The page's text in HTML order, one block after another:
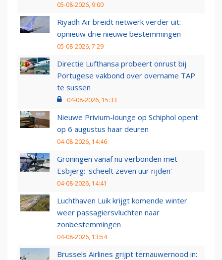
05-08-2026, 9:00
Riyadh Air breidt netwerk verder uit:
opnieuw drie nieuwe bestemmingen
05-08-2026, 7:29
Directie Lufthansa probeert onrust bij
Portugese vakbond over overname TAP
te sussen
04-08-2026, 15:33
Nieuwe Privium-lounge op Schiphol opent
op 6 augustus haar deuren
04-08-2026, 14:46
Groningen vanaf nu verbonden met
Esbjerg: 'scheelt zeven uur rijden'
04-08-2026, 14:41
Luchthaven Luik krijgt komende winter
weer passagiersvluchten naar
zonbestemmingen
04-08-2026, 13:54
Brussels Airlines grijpt ternauwernood in: